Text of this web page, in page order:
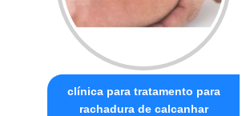
clínica para tratamento para
rachadura de calcanhar